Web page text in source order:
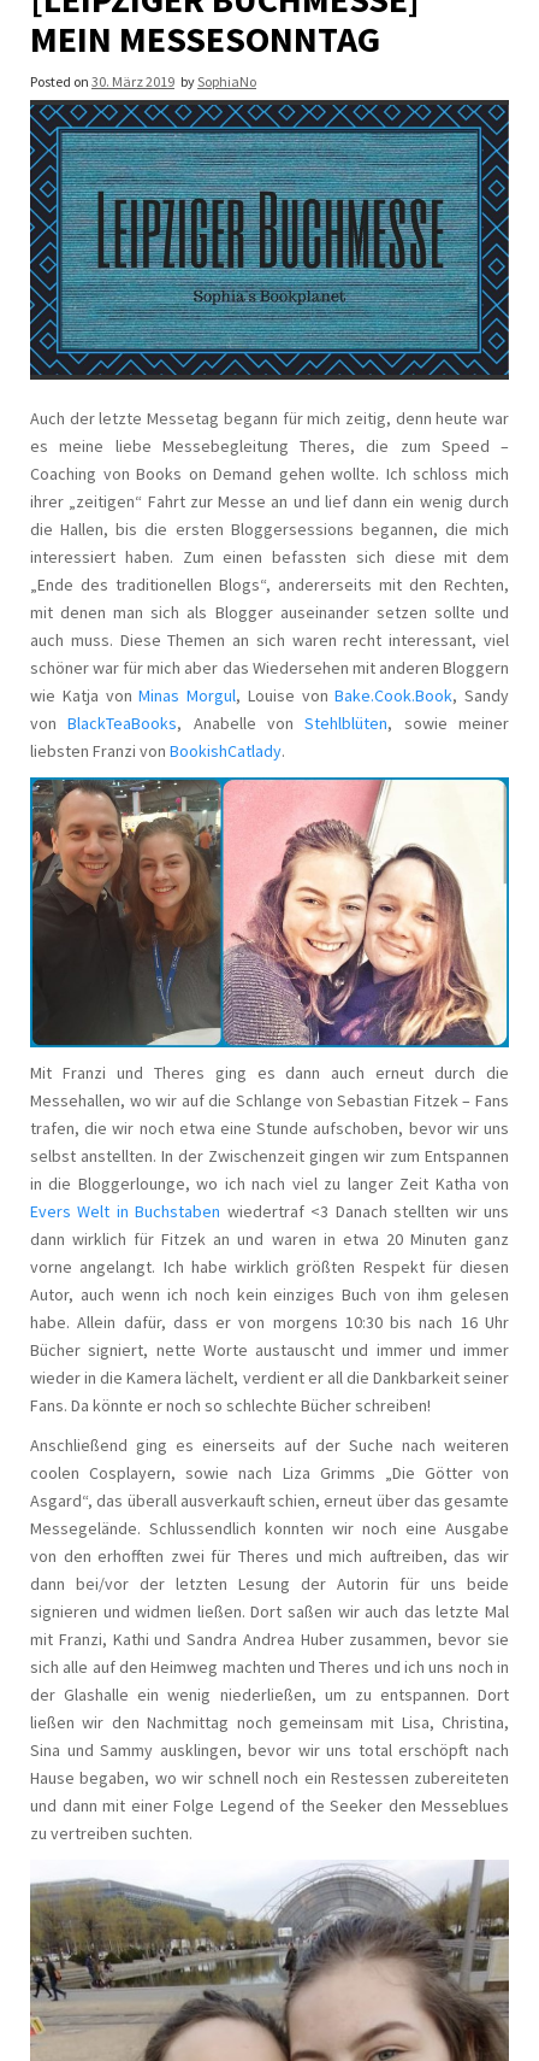
MEIN MESSESONNTAG
Posted on 30. März 2019 bySophiaNo
Auch der letzte Messetag begann für mich zeitig, denn heute war
es meine liebe Messebegleitung Theres, die zum Speed –
Coaching von Books on Demand gehen wollte. Ich schloss mich
ihrer „zeitigen“ Fahrt zur Messe an und lief dann ein wenig durch
die Hallen, bis die ersten Bloggersessions begannen, die mich
interessiert haben. Zum einen befassten sich diese mit dem
„Ende des traditionellen Blogs“, andererseits mit den Rechten,
mit denen man sich als Blogger auseinander setzen sollte und
auch muss. Diese Themen an sich waren recht interessant, viel
schöner war für mich aber das Wiedersehen mit anderen Bloggern
wie Katja vonMinas Morgul, Louise vonBake.Cook.Book, Sandy
vonBlackTeaBooks, Anabelle vonStehlblüten, sowie meiner
liebsten Franzi von BookishCatlady.
Mit Franzi und Theres ging es dann auch erneut durch die
Messehallen, wo wir auf die Schlange von Sebastian Fitzek – Fans
trafen, die wir noch etwa eine Stunde aufschoben, bevor wir uns
selbst anstellten. In der Zwischenzeit gingen wir zum Entspannen
in die Bloggerlounge, wo ich nach viel zu langer Zeit Katha von
Evers Welt in Buchstaben wiedertraf <3 Danach stellten wir uns
dann wirklich für Fitzek an und waren in etwa 20 Minuten ganz
vorne angelangt. Ich habe wirklich größten Respekt für diesen
Autor, auch wenn ich noch kein einziges Buch von ihm gelesen
habe. Allein dafür, dass er von morgens 10:30 bis nach 16 Uhr
Bücher signiert, nette Worte austauscht und immer und immer
wieder in die Kamera lächelt, verdient er all die Dankbarkeit seiner
Fans. Da könnte er noch so schlechte Bücher schreiben!
Anschließend ging es einerseits auf der Suche nach weiteren
coolen Cosplayern, sowie nach Liza Grimms „Die Götter von
Asgard“, das überall ausverkauft schien, erneut über das gesamte
Messegelände. Schlussendlich konnten wir noch eine Ausgabe
von den erhofften zwei für Theres und mich auftreiben, das wir
dann bei/vor der letzten Lesung der Autorin für uns beide
signieren und widmen ließen. Dort saßen wir auch das letzte Mal
mit Franzi, Kathi und Sandra Andrea Huber zusammen, bevor sie
sich alle auf den Heimweg machten und Theres und ich uns noch in
der Glashalle ein wenig niederließen, um zu entspannen. Dort
ließen wir den Nachmittag noch gemeinsam mit Lisa, Christina,
Sina und Sammy ausklingen, bevor wir uns total erschöpft nach
Hause begaben, wo wir schnell noch ein Restessen zubereiteten
und dann mit einer Folge Legend of the Seeker den Messeblues
zu vertreiben suchten.